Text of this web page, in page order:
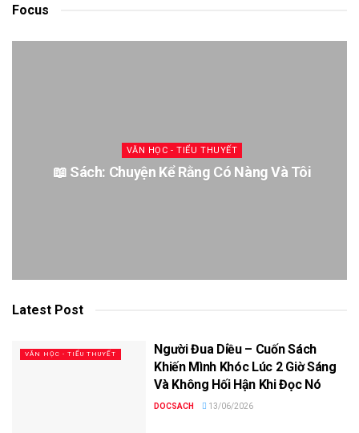
Focus
VĂN HỌC - TIỂU THUYẾT
📖 Sách: Chuyện Kể Rằng Có Nàng Và Tôi
Latest Post
VĂN HỌC - TIỂU THUYẾT
Người Đua Diều – Cuốn Sách
Khiến Mình Khóc Lúc 2 Giờ Sáng
Và Không Hối Hận Khi Đọc Nó
DOCSACH 13/06/2026